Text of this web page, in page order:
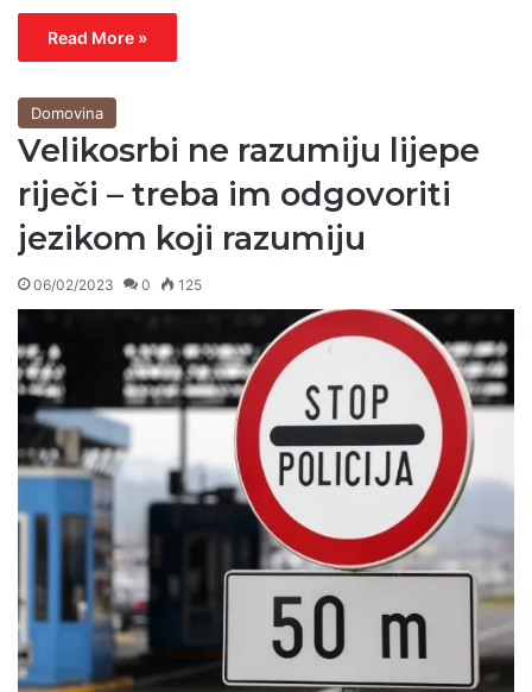
Read More »
Domovina
Velikosrbi ne razumiju lijepe
riječi – treba im odgovoriti
jezikom koji razumiju
06/02/2023 0 125